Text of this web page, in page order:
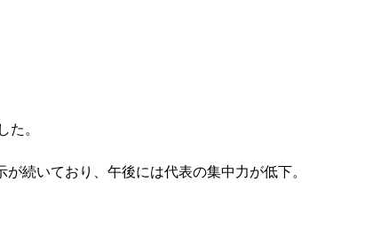
た。
続いており、午後には代表の集中力が低下。